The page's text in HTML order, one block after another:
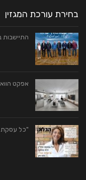
בחירת עורכת המגזין
התיישבות
אפקט
"כל עסקת